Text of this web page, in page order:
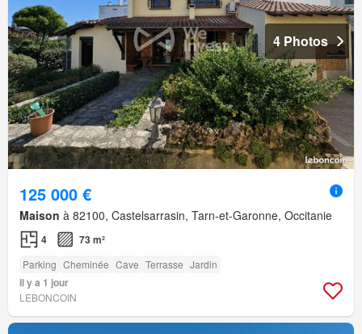
4 Photos
125 000 €
Maison à 82100, Castelsarrasin, Tarn-et-Garonne, Occitanie
4 73 m²
Parking Cheminée Cave Terrasse Jardin
Il y a 1 jour
LEBONCOIN